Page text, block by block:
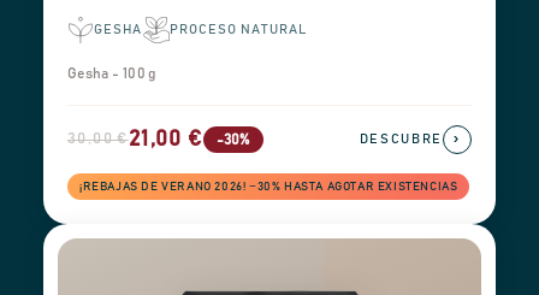
GESHA PROCESO NATURAL
Gesha - 100 g
30,00 €21,00 € -30%
¡REBAJAS DE VERANO 2026! −30% HASTA AGOTAR EXISTENCIAS
DESCUBRE ›